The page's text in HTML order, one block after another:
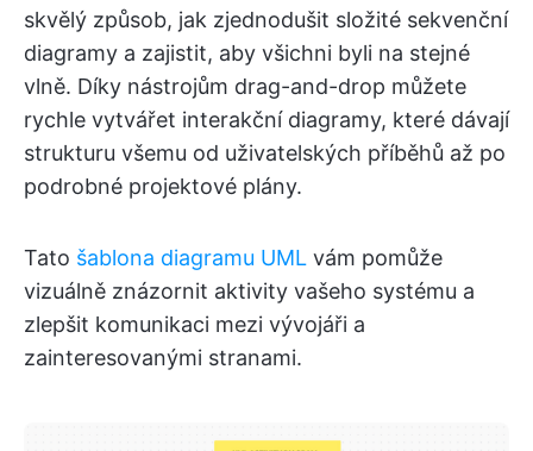
skvělý způsob, jak zjednodušit složité sekvenční
diagramy a zajistit, aby všichni byli na stejné
vlně. Díky nástrojům drag-and-drop můžete
rychle vytvářet interakční diagramy, které dávají
strukturu všemu od uživatelských příběhů až po
podrobné projektové plány.
Tato šablona diagramu UML vám pomůže
vizuálně znázornit aktivity vašeho systému a
zlepšit komunikaci mezi vývojáři a
zainteresovanými stranami.